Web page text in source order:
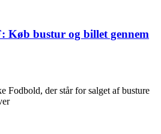
Køb bustur og billet gennem
Fodbold, der står for salget af busture